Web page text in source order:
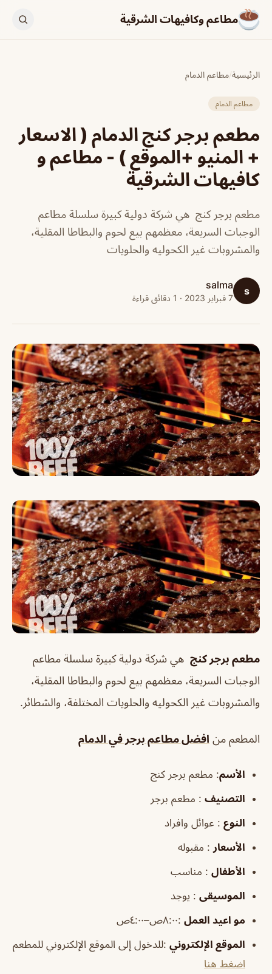
مطاعم وكافيهات الشرقية
الرئيسية/مطاعم الدمام
مطاعم الدمام
مطعم برجر كنج الدمام ( الاسعار
+ المنيو +الموقع ) - مطاعم و
كافيهات الشرقية
مطعم برجر كنج ‏ هي شركة دولية كبيرة سلسلة مطاعم
الوجبات السريعة، معظمهم بيع لحوم والبطاطا المقلية،
والمشروبات غير الكحوليه والحلويات
s
salma
7 فبراير 2023 · 1 دقائق قراءة
مطعم برجر كنج ‏ هي شركة دولية كبيرة سلسلة مطاعم
الوجبات السريعة، معظمهم بيع لحوم والبطاطا المقلية،
والمشروبات غير الكحوليه والحلويات المختلفة، والشطائر.
المطعم من افضل مطاعم برجر في الدمام
الأسم: مطعم برجر كنج
التصنيف : مطعم برجر
النوع : عوائل وافراد
الأسعار : مقبوله
الأطفال : مناسب
الموسيقى : يوجد
مو اعيد العمل :٨:٠٠ص–٤:٠٠ص
الموقع الإلكتروني :للدخول إلى الموقع الإلكتروني للمطعم
اضغط هنا